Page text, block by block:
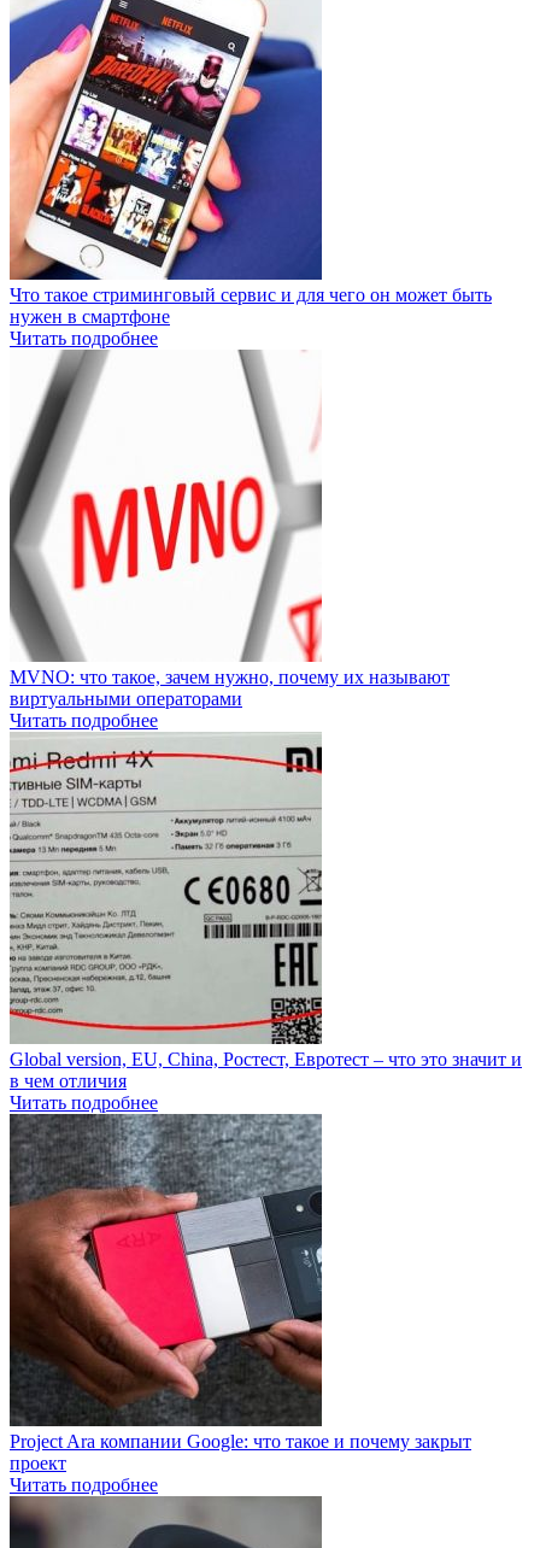
Что такое стриминговый сервис и для чего он может быть
нужен в смартфоне
Читать подробнее
MVNO: что такое, зачем нужно, почему их называют
виртуальными операторами
Читать подробнее
Global version, EU, China, Ростест, Евротест – что это значит и
в чем отличия
Читать подробнее
Project Ara компании Google: что такое и почему закрыт
проект
Читать подробнее